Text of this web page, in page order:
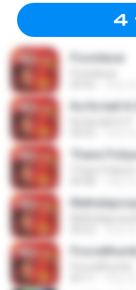
Poonilavai
Ka Ka kall-
Thane
Poovalthumbi